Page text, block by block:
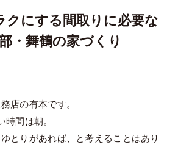
クにする間取りに必要な
・舞鶴の家づくり
店の有本です。
時間は朝。
とりがあれば、と考えることはあり